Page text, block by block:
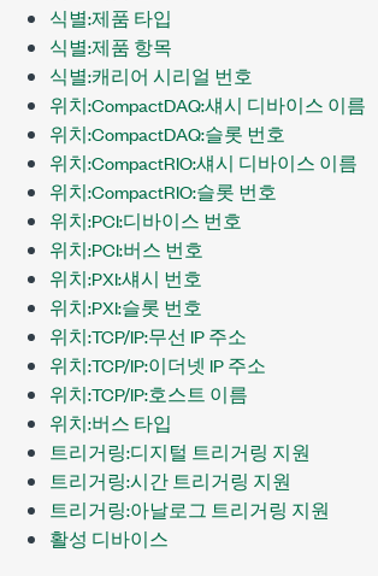
식별:제품 타입
식별:제품 항목
식별:캐리어 시리얼 번호
위치:CompactDAQ:섀시 디바이스 이름
위치:CompactDAQ:슬롯 번호
위치:CompactRIO:섀시 디바이스 이름
위치:CompactRIO:슬롯 번호
위치:PCI:디바이스 번호
위치:PCI:버스 번호
위치:PXI:섀시 번호
위치:PXI:슬롯 번호
위치:TCP/IP:무선 IP 주소
위치:TCP/IP:이더넷 IP 주소
위치:TCP/IP:호스트 이름
위치:버스 타입
트리거링:디지털 트리거링 지원
트리거링:시간 트리거링 지원
트리거링:아날로그 트리거링 지원
활성 디바이스